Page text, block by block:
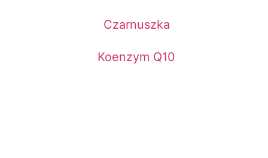
Czarnuszka
Koenzym Q10